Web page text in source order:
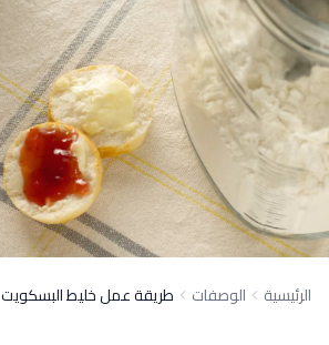
الرئيسية الوصفات طريقة عمل خليط البسكويت